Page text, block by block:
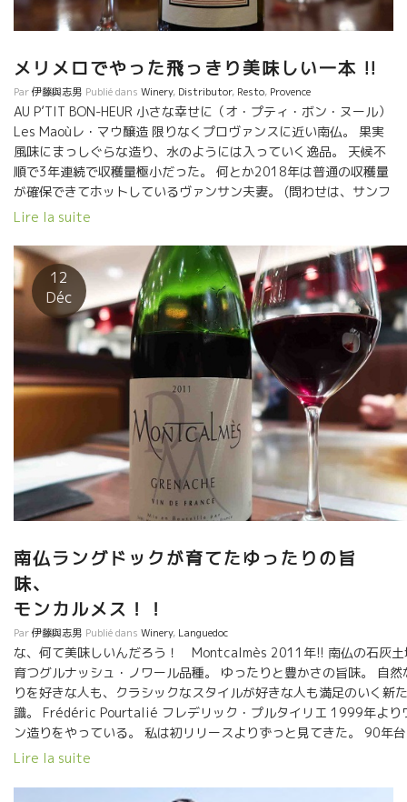
は、１５０年間のフィロキセラ虫にも耐え抜いてきた葡萄達を尊
敬している。だから、植え替えない。 そして、１５０年間もこの
尊敬している。 間違いなく、大金を積んでこの畑を買収しようと
した企業があったに違いない。 お金に動かない心を持った農家が
何代も続けてきた貴重な畑。 色んな誘惑に耐えてこの世界遺産級
の葡萄園が存在している。 Closeries des Moussisクロスリ・
デ・ムシス醸造 この奇跡の葡萄園から造られるワインはこれで
す。 ★Baragane バラガン １５０歳の１３種類の品種が混植さ
れている畑からとれた葡萄を仕込んだもの。 １５０年前はメドッ
クと云えども色んな品種の混植だったんです。これがメドック・
の原型からどうして今のようなメドックになっていったか？ 過去
からのメッセージを想像しながら飲むだけでも、楽しい。メドッ
クの１５０年の歴史が映し出される。 クロスリ・デ・ムシス醸造
では、他にもメドックで数少ない希少な自然派ワインを造ってい
ます。 巨大有名シャトーの中で、小さな小さな蔵で魂を込めて造
っています。 （問合せはサンフォニー社）
メリメロでやった飛っきり美味しい一本 !!
Par伊藤與志男 Publié dans Winery, Distributor, Resto, Provence
AU P’TIT BON-HEUR 小さな幸せに（オ・プティ・ボン・ヌール）
Les Maoùレ・マウ醸造 限りなくプロヴァンスに近い南仏。 果実
風味にまっしぐらな造り、水のようには入っていく逸品。 天候不
順で3年連続で収穫量極小だった。 何とか2018年は普通の収穫量
が確保できてホットしているヴァンサン夫妻。 (問わせは、サンフ
ォニー社へ)
Lire la suite
12
Déc
南仏ラングドックが育てたゆったりの旨
味
モンカルメス！！
Par伊藤與志男 Publié dans Winery, Languedoc
な、何て美味しいんだろう！ Montcalmès 2011年!! 南仏の石灰土
育つグルナッシュ・ノワール品種。 ゆったりと豊かさの旨味。 自然
りを好きな人も、クラシックなスタイルが好きな人も満足のいく新
識。 Frédéric Pourtalié フレデリック・プルタイリエ 1999年より
ン造りをやっている。 私は初リリースよりずっと見てきた。 90年
縮時代からフィネスの時代、自然な流れへと時代が変化してきた。
取ることができる一本だ。 今日は、私の大好きなお好み焼き“きじ”
Lire la suite